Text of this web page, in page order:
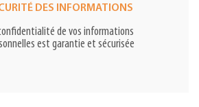
DES INFORMATIONS
de vos informations
est garantie et sécurisée